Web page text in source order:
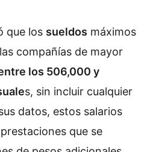
que los sueldos máximos
compañías de mayor
los 506,000 y
s, sin incluir cualquier
datos, estos salarios
que se